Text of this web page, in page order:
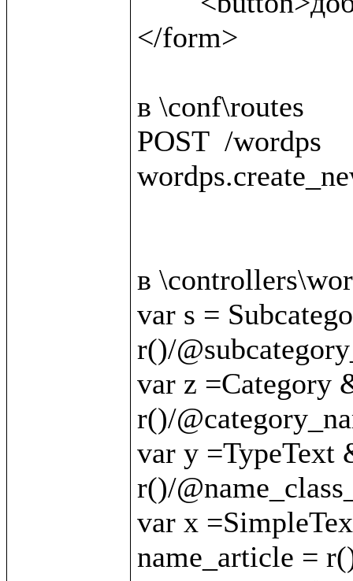
</form>
в \conf\routes
POST  /wordps
в
var s =
r()/
var z =Category
r()/
var y =TypeText
r()/
var x
name_article =